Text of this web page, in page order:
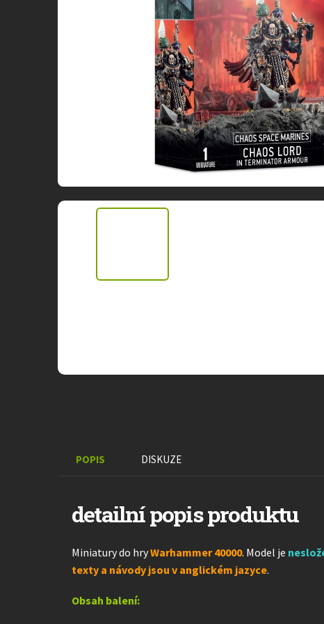
POPIS DISKUZE
detailní popis produktu
Miniatury do hryWarhammer 40000. Model je
texty a návody jsou v anglickém jazyce.
Obsah balení: